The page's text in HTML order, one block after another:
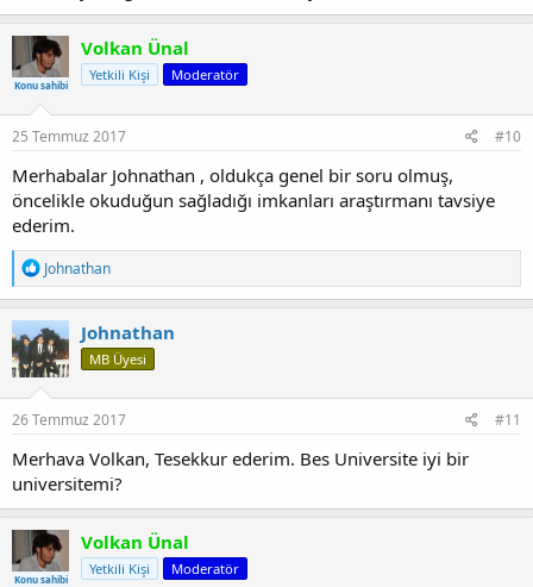
Konu sahibi
Volkan Ünal
Yetkili Kişi Moderatör
25 Temmuz 2017 #10
Merhabalar Johnathan , oldukça genel bir soru olmuş,
öncelikle okuduğun sağladığı imkanları araştırmanı tavsiye
ederim.
T
e
p
k
i
l
e
r
:
Johnathan
Johnathan
MB Üyesi
26 Temmuz 2017 #11
Merhava Volkan, Tesekkur ederim. Bes Universite iyi bir
universitemi?
Konu sahibi
Volkan Ünal
Yetkili Kişi Moderatör